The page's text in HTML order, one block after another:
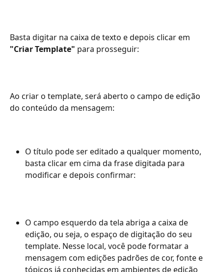
Basta digitar na caixa de texto e depois clicar em
"Criar Template" para prosseguir:
Ao criar o template, será aberto o campo de edição
do conteúdo da mensagem:
O título pode ser editado a qualquer momento,
basta clicar em cima da frase digitada para
modificar e depois confirmar:
O campo esquerdo da tela abriga a caixa de
edição, ou seja, o espaço de digitação do seu
template. Nesse local, você pode formatar a
mensagem com edições padrões de cor, fonte e
tópicos já conhecidas em ambientes de edição